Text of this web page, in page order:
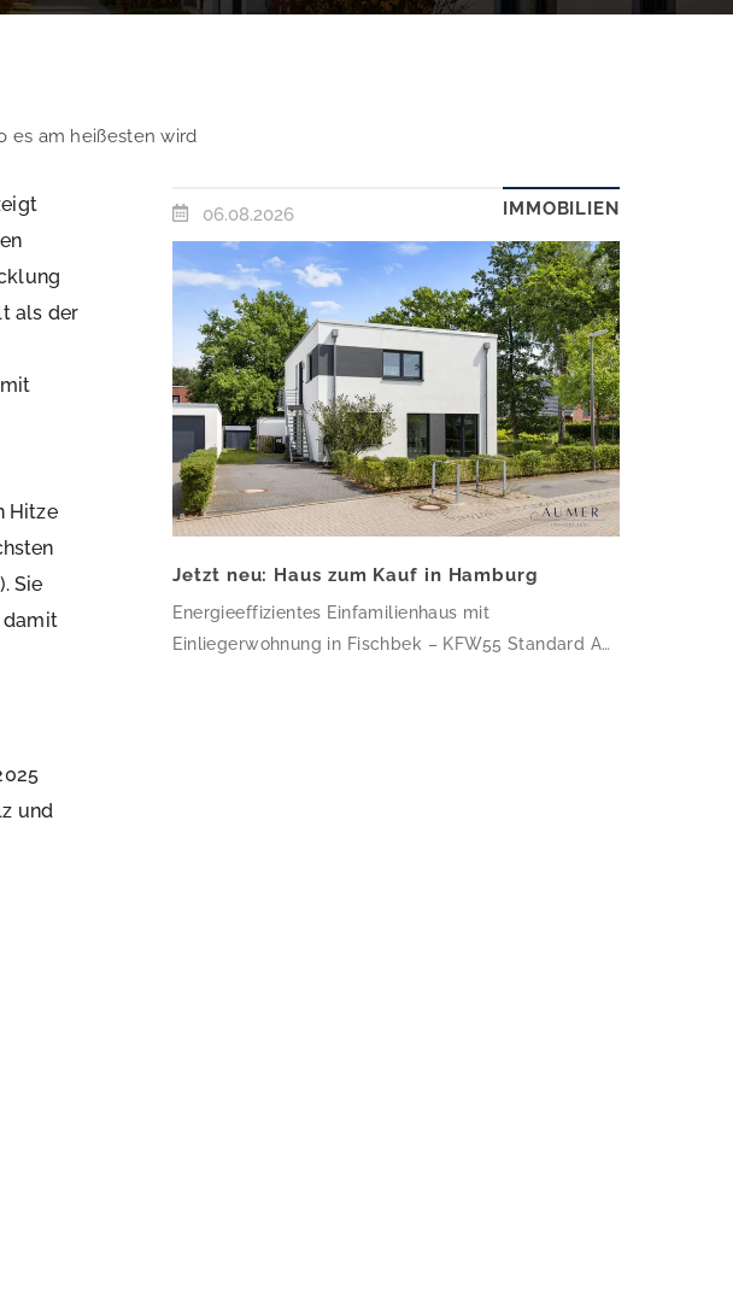
es am heißesten wird
als der
Hitze
Sie
damit
und
06.08.2026 IMMOBILIEN
Jetzt neu: Haus zum Kauf in Hamburg
Energieeffizientes Einfamilienhaus mit
Einliegerwohnung in Fischbek – KFW55 Standard Auf